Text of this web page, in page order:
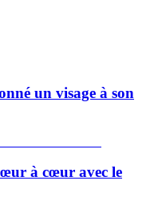
un visage à son
à cœur avec le